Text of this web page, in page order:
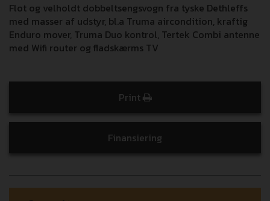
Flot og velholdt dobbeltsengsvogn fra tyske Dethleffs
med masser af udstyr, bl.a Truma aircondition, kraftig
Enduro mover, Truma Duo kontrol, Tertek Combi antenne
med Wifi router og fladskærms TV
Print
Finansiering